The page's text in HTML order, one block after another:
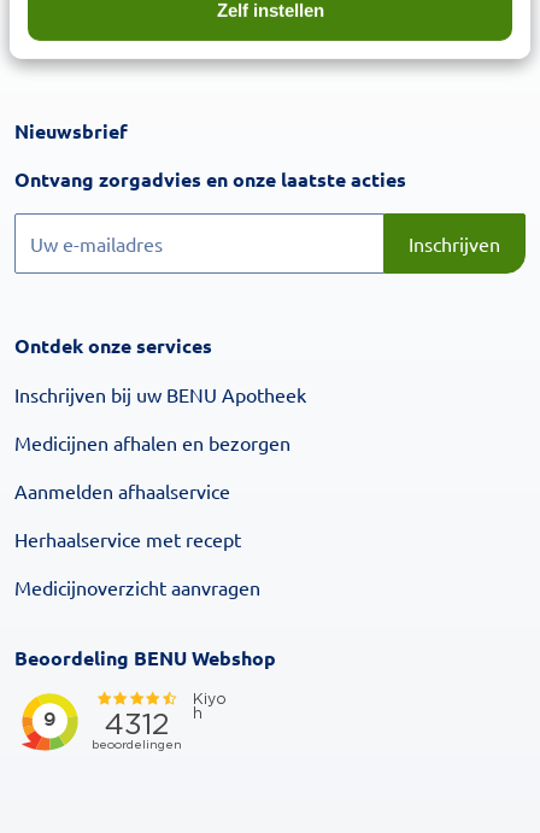
Zelf instellen
Klanten waarderen ons met een
Nieuwsbrief
Ontvang zorgadvies en onze laatste acties
Inschrijven
Ontdek onze services
Inschrijven bij uw BENU Apotheek
Medicijnen afhalen en bezorgen
Aanmelden afhaalservice
Herhaalservice met recept
Medicijnoverzicht aanvragen
Beoordeling BENU Webshop